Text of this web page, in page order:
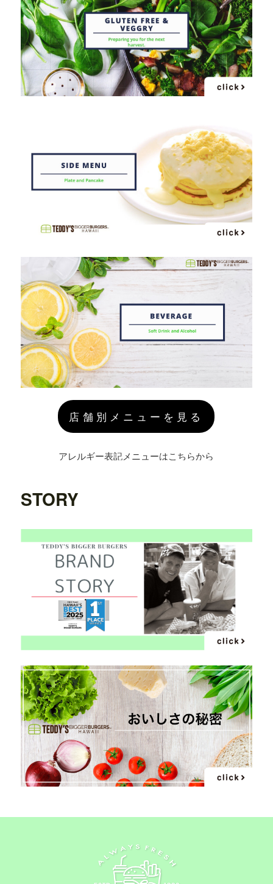
店舗別メニューを見る
アレルギー表記メニューはこちらから
STORY